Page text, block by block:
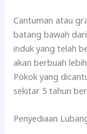
Cantuman atau
batang bawah
induk yang telah
akan berbuah
Pokok yang
sekitar 5 tahun
Penyediaan